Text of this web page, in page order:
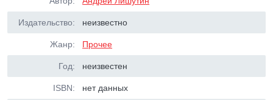
Издательство: неизвестно
Жанр: Прочее
Год: неизвестен
ISBN: нет данных